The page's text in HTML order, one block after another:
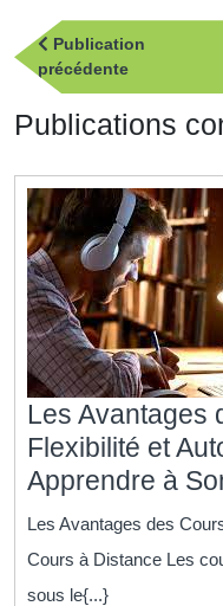
Navigation
de
l’article
Publication
précédentePublication
précédente
Publications
Les Avantages
Flexibilité et
Apprendre à
Les Avantages des
Cours à Distance Les
sous le{...}